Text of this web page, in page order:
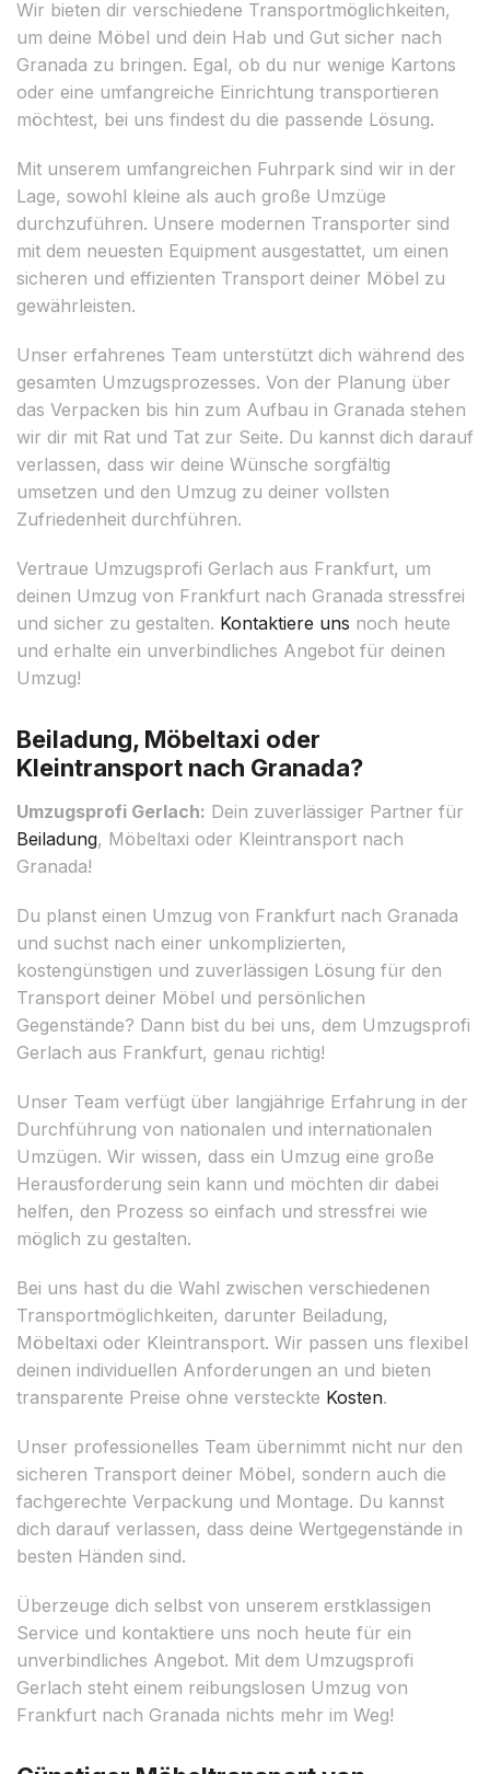
Wir bieten dir verschiedene Transportmöglichkeiten,
um deine Möbel und dein Hab und Gut sicher nach
Granada zu bringen. Egal, ob du nur wenige Kartons
oder eine umfangreiche Einrichtung transportieren
möchtest, bei uns findest du die passende Lösung.
Mit unserem umfangreichen Fuhrpark sind wir in der
Lage, sowohl kleine als auch große Umzüge
durchzuführen. Unsere modernen Transporter sind
mit dem neuesten Equipment ausgestattet, um einen
sicheren und effizienten Transport deiner Möbel zu
gewährleisten.
Unser erfahrenes Team unterstützt dich während des
gesamten Umzugsprozesses. Von der Planung über
das Verpacken bis hin zum Aufbau in Granada stehen
wir dir mit Rat und Tat zur Seite. Du kannst dich darauf
verlassen, dass wir deine Wünsche sorgfältig
umsetzen und den Umzug zu deiner vollsten
Zufriedenheit durchführen.
Vertraue Umzugsprofi Gerlach aus Frankfurt, um
deinen Umzug von Frankfurt nach Granada stressfrei
und sicher zu gestalten. Kontaktiere uns noch heute
und erhalte ein unverbindliches Angebot für deinen
Umzug!
Beiladung, Möbeltaxi oder
Kleintransport nach Granada?
Umzugsprofi Gerlach: Dein zuverlässiger Partner für
Beiladung, Möbeltaxi oder Kleintransport nach
Granada!
Du planst einen Umzug von Frankfurt nach Granada
und suchst nach einer unkomplizierten,
kostengünstigen und zuverlässigen Lösung für den
Transport deiner Möbel und persönlichen
Gegenstände? Dann bist du bei uns, dem Umzugsprofi
Gerlach aus Frankfurt, genau richtig!
Unser Team verfügt über langjährige Erfahrung in der
Durchführung von nationalen und internationalen
Umzügen. Wir wissen, dass ein Umzug eine große
Herausforderung sein kann und möchten dir dabei
helfen, den Prozess so einfach und stressfrei wie
möglich zu gestalten.
Bei uns hast du die Wahl zwischen verschiedenen
Transportmöglichkeiten, darunter Beiladung,
Möbeltaxi oder Kleintransport. Wir passen uns flexibel
deinen individuellen Anforderungen an und bieten
transparente Preise ohne versteckte Kosten.
Unser professionelles Team übernimmt nicht nur den
sicheren Transport deiner Möbel, sondern auch die
fachgerechte Verpackung und Montage. Du kannst
dich darauf verlassen, dass deine Wertgegenstände in
besten Händen sind.
Überzeuge dich selbst von unserem erstklassigen
Service und kontaktiere uns noch heute für ein
unverbindliches Angebot. Mit dem Umzugsprofi
Gerlach steht einem reibungslosen Umzug von
Frankfurt nach Granada nichts mehr im Weg!